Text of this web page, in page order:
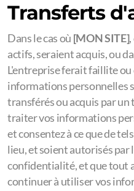
Transferts
Dans le cas où [MON SITE]
actifs, seraient acquis, ou
L'entreprise ferait faillite ou
informations personnelles
transférés ou acquis par
traiter vos informations
et consentez à ce que de
lieu, et soient autorisés
confidentialité, et que tout
continuer à utiliser vos